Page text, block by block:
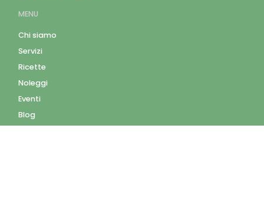
MENU
Chi siamo
Servizi
Ricette
Noleggi
Eventi
Blog